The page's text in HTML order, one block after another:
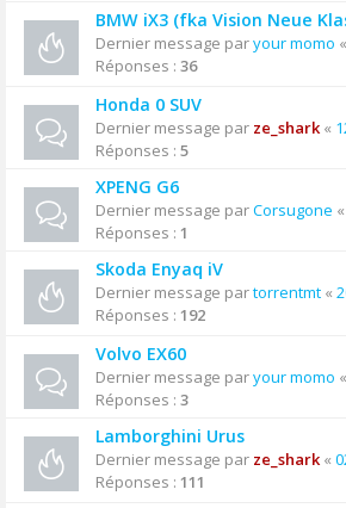
BMW iX3 (fka Vision Neue
Dernier message paryour momo «
Réponses : 36
Honda 0 SUV
Dernier message par ze_shark«
Réponses : 5
XPENG G6
Dernier message parCorsugone «
Réponses : 1
Skoda Enyaq iV
Dernier message partorrentmt «
Réponses : 192
Volvo EX60
Dernier message paryour momo «
Réponses : 3
Lamborghini Urus
Dernier message par ze_shark«
Réponses : 111